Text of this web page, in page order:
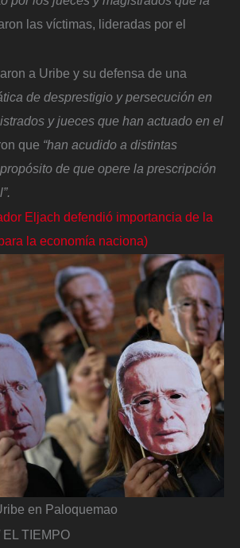
las víctimas, lideradas por el
a Uribe y su defensa de una
de desprestigio y persecución en
y jueces que han actuado en el
que “han acudido a distintas
de que opere la prescripción
Eljach defendió importancia de la
la economía naciona)
en Paloquemao
TIEMPO